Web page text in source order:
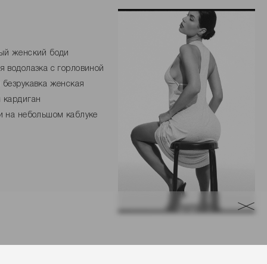
женский боди
водолазка с горловиной
безрукавка женская
кардиган
на небольшом каблуке